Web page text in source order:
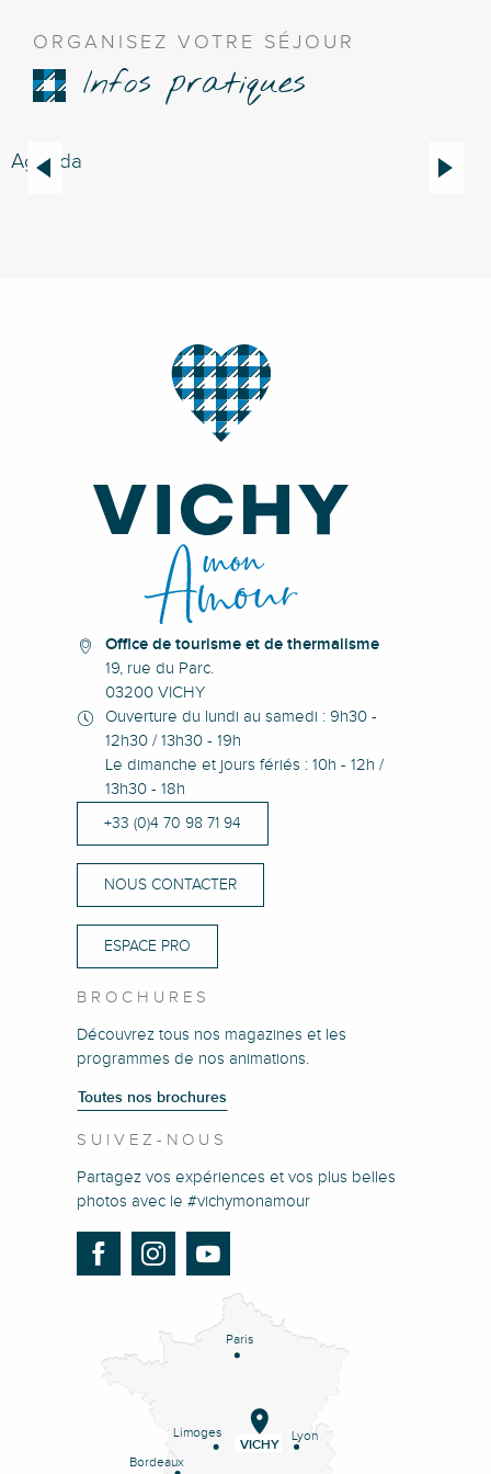
ORGANISEZ VOTRE SÉJOUR
Infos pratiques
Agenda
Office de tourisme et de thermalisme
19, rue du Parc.
03200 VICHY
Ouverture du lundi au samedi : 9h30 -
12h30 / 13h30 - 19h
Le dimanche et jours fériés : 10h - 12h /
13h30 - 18h
+33 (0)4 70 98 71 94
NOUS CONTACTER
ESPACE PRO
BROCHURES
Découvrez tous nos magazines et les
programmes de nos animations.
Toutes nos brochures
SUIVEZ-NOUS
Partagez vos expériences et vos plus belles
photos avec le #vichymonamour
Paris
Lyon
Limoges
Bordeaux
VICHY